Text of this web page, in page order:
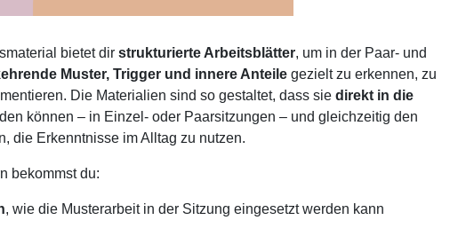
bietet dir strukturierte Arbeitsblätter, um in der Paar- und
Muster, Trigger und innere Anteile gezielt zu erkennen, zu
Die Materialien sind so gestaltet, dass sie direkt in die
können – in Einzel- oder Paarsitzungen – und gleichzeitig den
die Erkenntnisse im Alltag zu nutzen.
bekommst du:
, wie die Musterarbeit in der Sitzung eingesetzt werden kann